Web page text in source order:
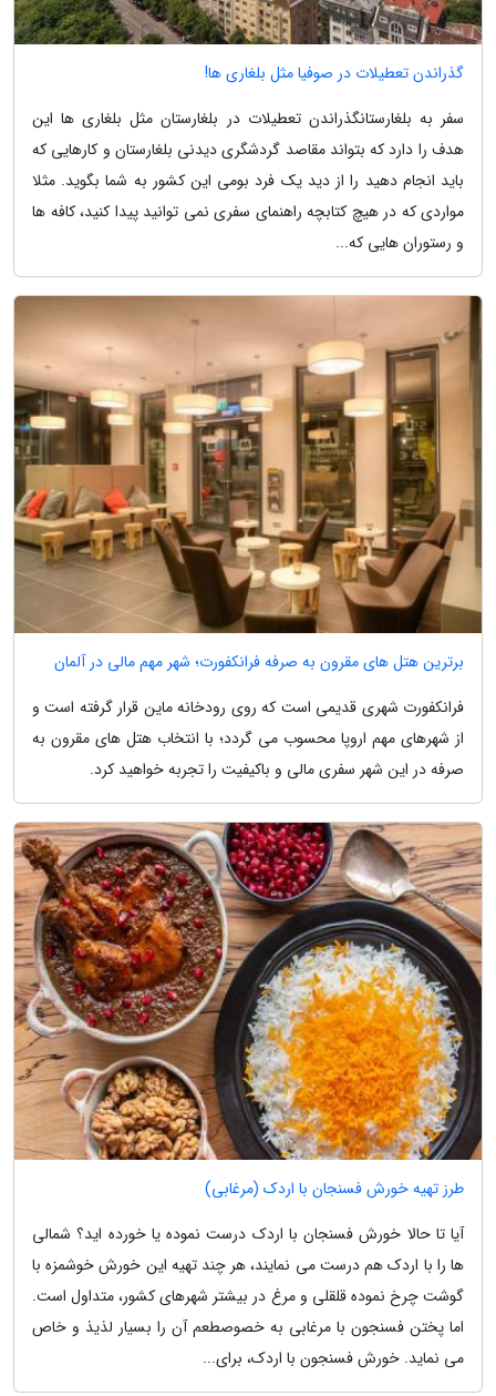
گذراندن تعطیلات در صوفیا مثل بلغاری ها!
سفر به بلغارستانگذراندن تعطیلات در بلغارستان مثل بلغاری ها این
هدف را دارد که بتواند مقاصد گردشگری دیدنی بلغارستان و کارهایی که
باید انجام دهید را از دید یک فرد بومی این کشور به شما بگوید. مثلا
مواردی که در هیچ کتابچه راهنمای سفری نمی توانید پیدا کنید، کافه ها
و رستوران هایی که...
برترین هتل های مقرون به صرفه فرانکفورت؛ شهر مهم مالی در آلمان
فرانکفورت شهری قدیمی است که روی رودخانه ماین قرار گرفته است و
از شهرهای مهم اروپا محسوب می گردد؛ با انتخاب هتل های مقرون به
صرفه در این شهر سفری مالی و باکیفیت را تجربه خواهید کرد.
طرز تهیه خورش فسنجان با اردک (مرغابی)
آیا تا حالا خورش فسنجان با اردک درست نموده یا خورده اید؟ شمالی
ها را با اردک هم درست می نمایند، هر چند تهیه این خورش خوشمزه با
گوشت چرخ نموده قلقلی و مرغ در بیشتر شهرهای کشور، متداول است.
اما پختن فسنجون با مرغابی به خصوصطعم آن را بسیار لذیذ و خاص
می نماید. خورش فسنجون با اردک، برای...